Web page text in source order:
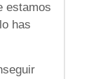
estamos
has